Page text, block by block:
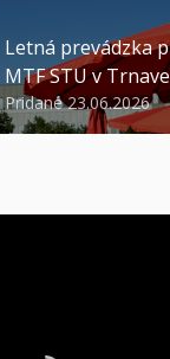
Letná prevádzka
MTF STU v Trnave
Pridané 23.06.2026